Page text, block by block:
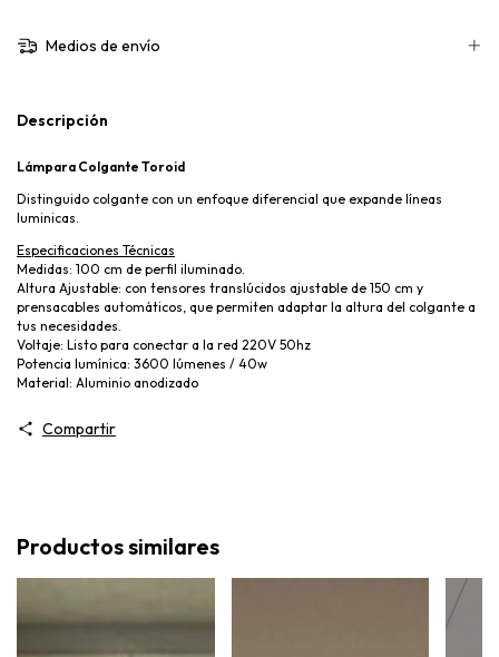
Medios de envío
Descripción
Lámpara Colgante Toroid
Distinguido colgante con un enfoque diferencial que expande líneas
luminicas.
Especificaciones Técnicas
Medidas: 100 cm de perfil iluminado.
Altura Ajustable: con tensores translúcidos ajustable de 150 cm y
prensacables automáticos, que permiten adaptar la altura del colgante a
tus necesidades.
Voltaje: Listo para conectar a la red 220V 50hz
Potencia lumínica: 3600 lúmenes / 40w
Material: Aluminio anodizado
Compartir
Productos similares